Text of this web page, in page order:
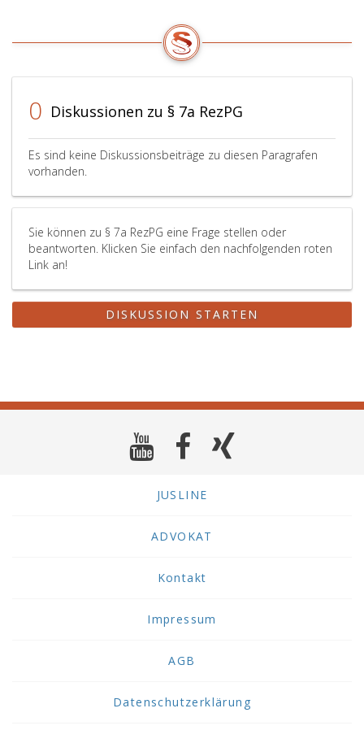
0 Diskussionen zu § 7a RezPG
Es sind keine Diskussionsbeiträge zu diesen Paragrafen
vorhanden.
Sie können zu § 7a RezPG eine Frage stellen oder
beantworten. Klicken Sie einfach den nachfolgenden roten
Link an!
DISKUSSION STARTEN
JUSLINE
ADVOKAT
Kontakt
Impressum
AGB
Datenschutzerklärung